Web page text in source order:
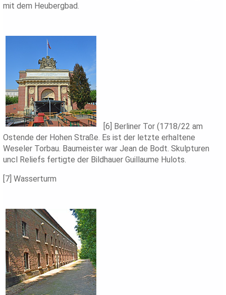
mit dem Heubergbad.
[6] Berliner Tor (1718/22 am
Ostende der Hohen Straße. Es ist der letzte erhaltene
Weseler Torbau. Baumeister war Jean de Bodt. Skulpturen
uncl Reliefs fertigte der Bildhauer Guillaume Hulots.
[7] Wasserturm